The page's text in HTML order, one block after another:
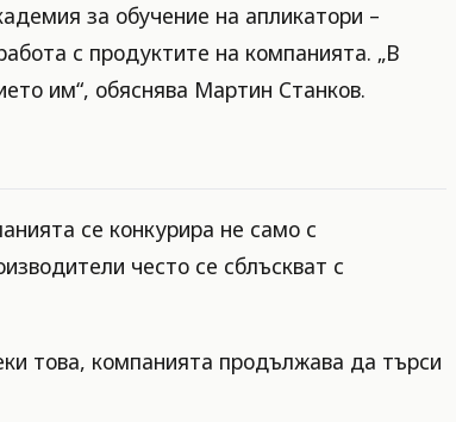
за обучение на апликатори –
с продуктите на компанията. „В
им“, обяснява Мартин Станков.
се конкурира не само с
често се сблъскват с
това, компанията продължава да търси